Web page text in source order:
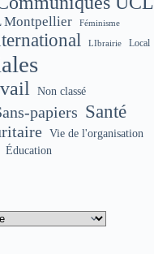
Montpellier Féminisme
LIbrairie Local
Non classé
papiers Santé
Vie de l'organisation
Éducation